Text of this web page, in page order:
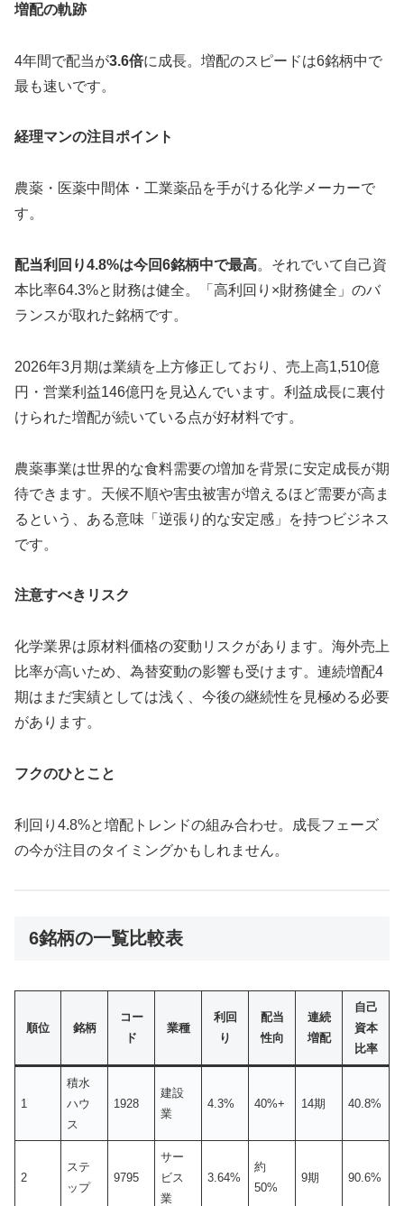
増配の軌跡
4年間で配当が3.6倍に成長。増配のスピードは6銘柄中で
最も速いです。
経理マンの注目ポイント
農薬・医薬中間体・工業薬品を手がける化学メーカーで
す。
配当利回り4.8%は今回6銘柄中で最高。それでいて自己資
本比率64.3%と財務は健全。「高利回り×財務健全」のバ
ランスが取れた銘柄です。
2026年3月期は業績を上方修正しており、売上高1,510億
円・営業利益146億円を見込んでいます。利益成長に裏付
けられた増配が続いている点が好材料です。
農薬事業は世界的な食料需要の増加を背景に安定成長が期
待できます。天候不順や害虫被害が増えるほど需要が高ま
るという、ある意味「逆張り的な安定感」を持つビジネス
です。
注意すべきリスク
化学業界は原材料価格の変動リスクがあります。海外売上
比率が高いため、為替変動の影響も受けます。連続増配4
期はまだ実績としては浅く、今後の継続性を見極める必要
があります。
フクのひとこと
利回り4.8%と増配トレンドの組み合わせ。成長フェーズ
の今が注目のタイミングかもしれません。
6銘柄の一覧比較表
順位 銘柄
コー
ド
業種
利回
り
配当
性向
連続
増配
自己
資本
比率
1
積水
ハウ
ス
1928
建設
業
4.3% 40%+ 14期 40.8%
2
ステ
ップ
9795
サー
ビス
業
3.64%
約
50%
9期 90.6%